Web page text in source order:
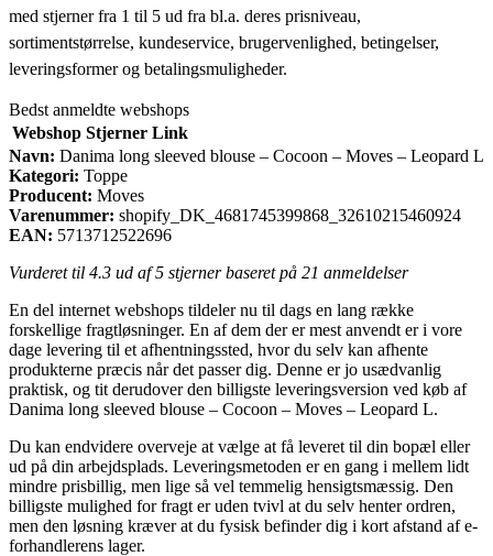
med stjerner fra 1 til 5 ud fra bl.a. deres prisniveau,
sortimentstørrelse, kundeservice, brugervenlighed, betingelser,
leveringsformer og betalingsmuligheder.
Bedst anmeldte webshops
Webshop Stjerner Link
Navn: Danima long sleeved blouse – Cocoon – Moves – Leopard L
Kategori: Toppe
Producent: Moves
Varenummer: shopify_DK_4681745399868_32610215460924
EAN: 5713712522696
Vurderet til 4.3 ud af 5 stjerner baseret på 21 anmeldelser
En del internet webshops tildeler nu til dags en lang række
forskellige fragtløsninger. En af dem der er mest anvendt er i vore
dage levering til et afhentningssted, hvor du selv kan afhente
produkterne præcis når det passer dig. Denne er jo usædvanlig
praktisk, og tit derudover den billigste leveringsversion ved køb af
Danima long sleeved blouse – Cocoon – Moves – Leopard L.
Du kan endvidere overveje at vælge at få leveret til din bopæl eller
ud på din arbejdsplads. Leveringsmetoden er en gang i mellem lidt
mindre prisbillig, men lige så vel temmelig hensigtsmæssig. Den
billigste mulighed for fragt er uden tvivl at du selv henter ordren,
men den løsning kræver at du fysisk befinder dig i kort afstand af e-
forhandlerens lager.